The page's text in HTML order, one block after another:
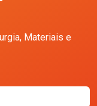
Materiais e